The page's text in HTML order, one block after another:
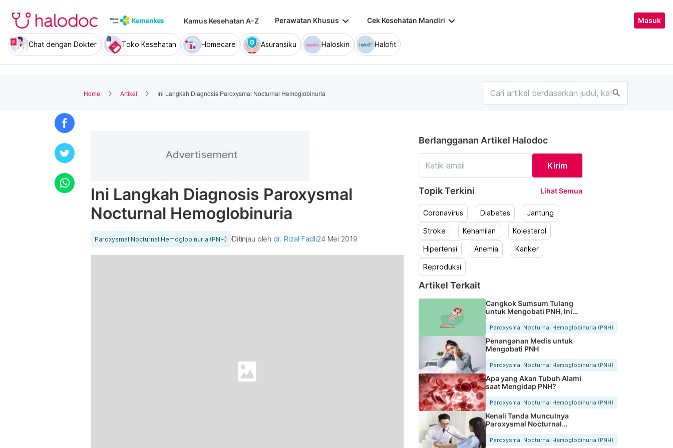
Kamus Kesehatan A-Z Perawatan Khusus keyboard_arrow_down Cek Kesehatan Mandiri keyboard_arrow_down Masuk
Chat dengan Dokter Toko Kesehatan Homecare Asuransiku Haloskin Halofit
Home Artikel Ini Langkah Diagnosis Paroxysmal Nocturnal Hemoglobinuria search
Ini Langkah Diagnosis Paroxysmal
Nocturnal Hemoglobinuria
Paroxysmal Nocturnal Hemoglobinuria (PNH) Ditinjau olehdr. Rizal Fadli24 Mei 2019
Berlangganan Artikel Halodoc
Kirim
Topik Terkini Lihat Semua
Coronavirus Diabetes Jantung
Stroke Kehamilan Kolesterol
Hipertensi Anemia Kanker
Reproduksi
Artikel Terkait
Cangkok Sumsum Tulang
untuk Mengobati PNH, Ini
Paroxysmal Nocturnal Hemoglobinuria (PNH)
Penanganan Medis untuk
Mengobati PNH
Paroxysmal Nocturnal Hemoglobinuria (PNH)
Apa yang Akan Tubuh Alami
saat Mengidap PNH?
Paroxysmal Nocturnal Hemoglobinuria (PNH)
Kenali Tanda Munculnya
Paroxysmal Nocturnal
Hemoglobinuria
Paroxysmal Nocturnal Hemoglobinuria (PNH)